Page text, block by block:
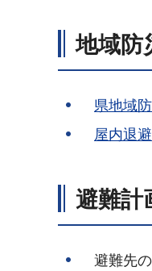
地域防
県地域
屋内退
避難計
避難先